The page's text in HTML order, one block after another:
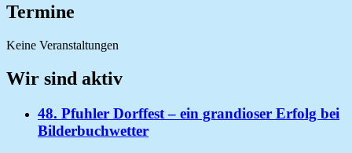
Termine
Keine Veranstaltungen
Wir sind aktiv
48. Pfuhler Dorffest – ein grandioser Erfolg bei
Bilderbuchwetter